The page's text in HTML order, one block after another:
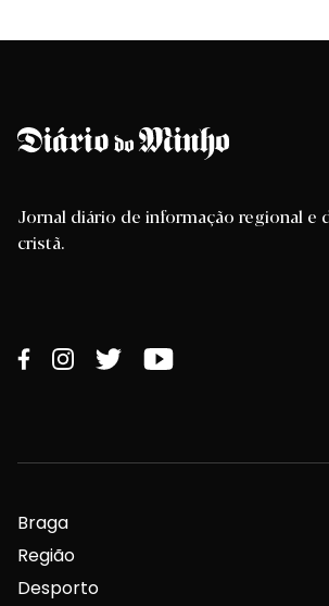
Jornal diário de informação regional e
cristã.
Braga
Região
Desporto